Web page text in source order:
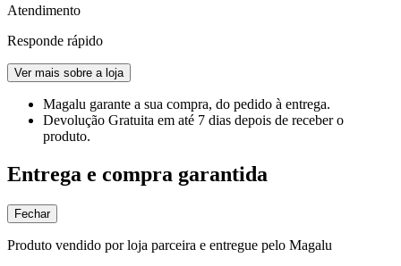
Atendimento
Responde rápido
Ver mais sobre a loja
Magalu garante a sua compra, do pedido à entrega.
Devolução Gratuita em até 7 dias depois de receber o
produto.
Entrega e compra garantida
Fechar
Produto vendido por loja parceira e entregue pelo Magalu